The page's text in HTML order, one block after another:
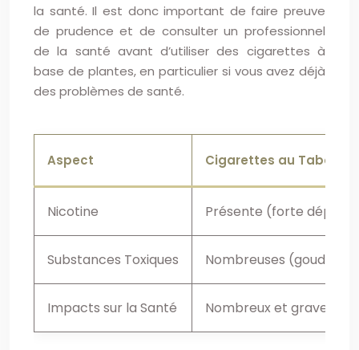
la santé. Il est donc important de faire preuve
de prudence et de consulter un professionnel
de la santé avant d’utiliser des cigarettes à
base de plantes, en particulier si vous avez déjà
des problèmes de santé.
Aspect Cigarettes au Tabac
Nicotine Présente (forte
Substances Toxiques Nombreuses
Impacts sur la Santé Nombreux et graves